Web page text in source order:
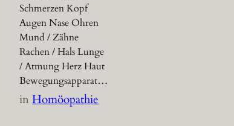
Schmerzen Kopf
Augen Nase Ohren
Mund / Zähne
Rachen / Hals Lunge
/ Atmung Herz Haut
Bewegungsapparat…
inHomöopathie